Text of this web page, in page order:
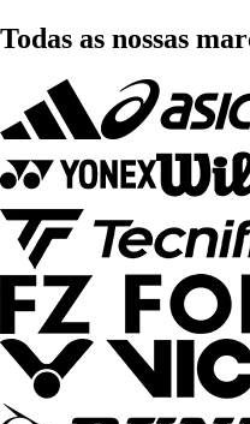
Todas as nossas